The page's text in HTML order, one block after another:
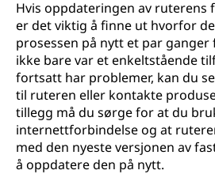
Hvis oppdateringen av ruterens
er det viktig å finne ut hvorfor
prosessen på nytt et par
ikke bare var et enkeltstående
fortsatt har problemer, kan du
til ruteren eller kontakte
tillegg må du sørge for at du
internettforbindelse og at
med den nyeste versjonen av
å oppdatere den på nytt.